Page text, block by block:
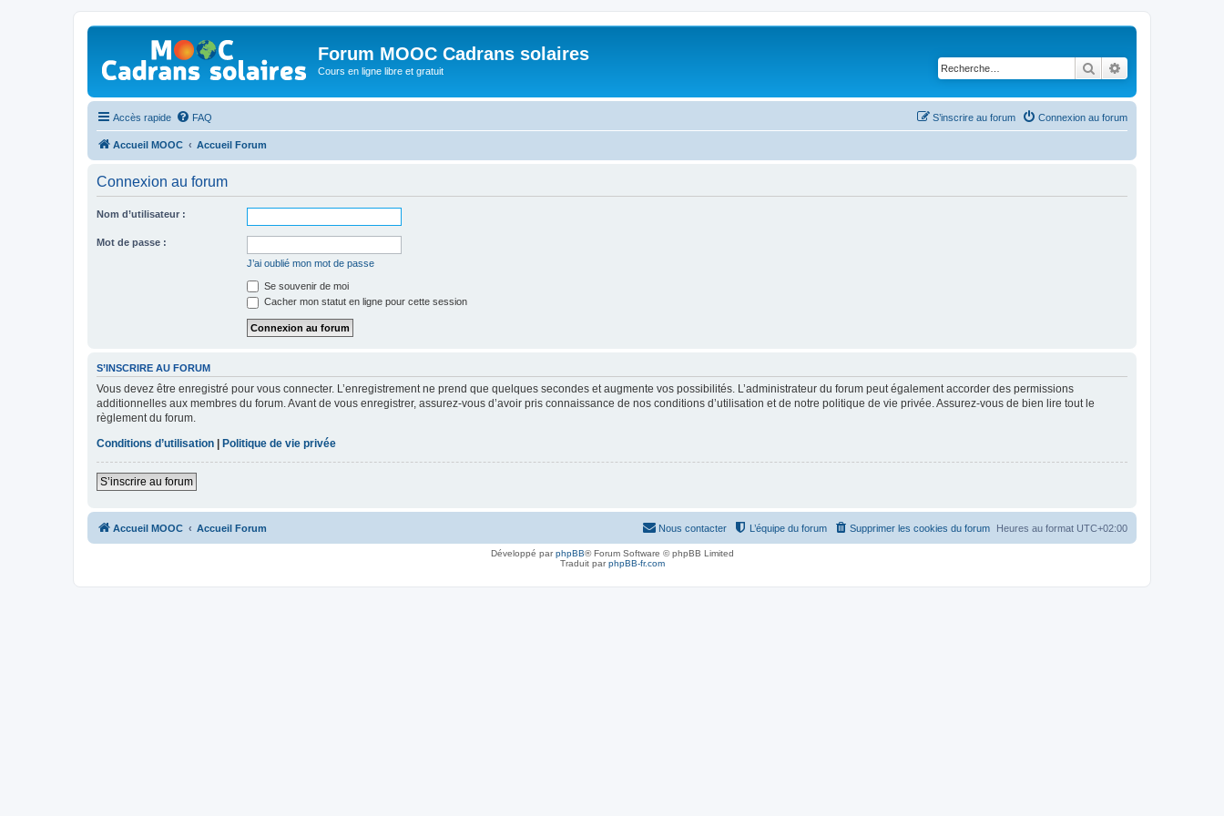
Forum MOOC Cadrans solaires
Cours en ligne libre et gratuit Rechercher
Accès rapide FAQ Connexion au forum
S’inscrire au forum
Accueil MOOC Accueil Forum
Connexion au forum
Nom d’utilisateur :
Mot de passe :
J’ai oublié mon mot de passe
Se souvenir de moi
Cacher mon statut en ligne pour cette session
S’INSCRIRE AU FORUM
Vous devez être enregistré pour vous connecter. L’enregistrement ne prend que quelques secondes et augmente vos possibilités. L’administrateur du forum peut également accorder des permissions
additionnelles aux membres du forum. Avant de vous enregistrer, assurez-vous d’avoir pris connaissance de nos conditions d’utilisation et de notre politique de vie privée. Assurez-vous de bien lire tout le
règlement du forum.
Conditions d’utilisation
Politique de vie privée
S’inscrire au forum
Accueil MOOC Accueil Forum Heures au format UTC+02:00
Supprimer les cookies du forum
L’équipe du forum
Nous contacter
Développé parphpBB® Forum Software © phpBB Limited
Traduit parphpBB-fr.com